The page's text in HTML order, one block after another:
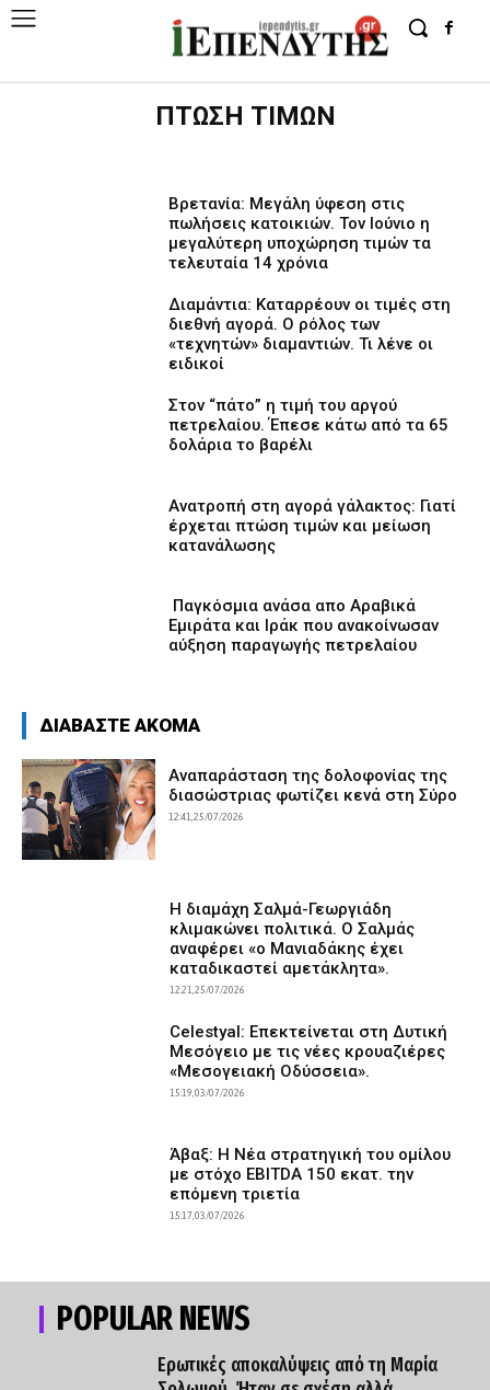
ΠΤΩΣΗ ΤΙΜΩΝ
Βρετανία: Μεγάλη ύφεση στις
πωλήσεις κατοικιών. Τον Ιούνιο η
μεγαλύτερη υποχώρηση τιμών τα
τελευταία 14 χρόνια
Διαμάντια: Καταρρέουν οι τιμές στη
διεθνή αγορά. Ο ρόλος των
«τεχνητών» διαμαντιών. Τι λένε οι
ειδικοί
Στον “πάτο” η τιμή του αργού
πετρελαίου. Έπεσε κάτω από τα 65
δολάρια το βαρέλι
Ανατροπή στη αγορά γάλακτος: Γιατί
έρχεται πτώση τιμών και μείωση
κατανάλωσης
Παγκόσμια ανάσα απο Αραβικά
Εμιράτα και Ιράκ που ανακοίνωσαν
αύξηση παραγωγής πετρελαίου
ΔΙΑΒΑΣΤΕ ΑΚΟΜΑ
Αναπαράσταση της δολοφονίας της
διασώστριας φωτίζει κενά στη Σύρο
12:41, 25/07/2026
Η διαμάχη Σαλμά-Γεωργιάδη
κλιμακώνει πολιτικά. Ο Σαλμάς
αναφέρει «ο Μανιαδάκης έχει
καταδικαστεί αμετάκλητα».
12:21, 25/07/2026
Celestyal: Επεκτείνεται στη Δυτική
Μεσόγειο με τις νέες κρουαζιέρες
«Μεσογειακή Οδύσσεια».
15:19, 03/07/2026
Άβαξ: H Νέα στρατηγική του ομίλου
με στόχο EBITDA 150 εκατ. την
επόμενη τριετία
15:17, 03/07/2026
POPULAR NEWS
Ερωτικές αποκαλύψεις από τη Μαρία